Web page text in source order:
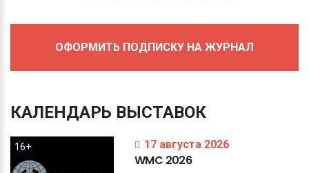
ОФОРМИТЬ ПОДПИСКУ НА ЖУРНАЛ
КАЛЕНДАРЬ ВЫСТАВОК
16+ 17 августа 2026
WMC 2026